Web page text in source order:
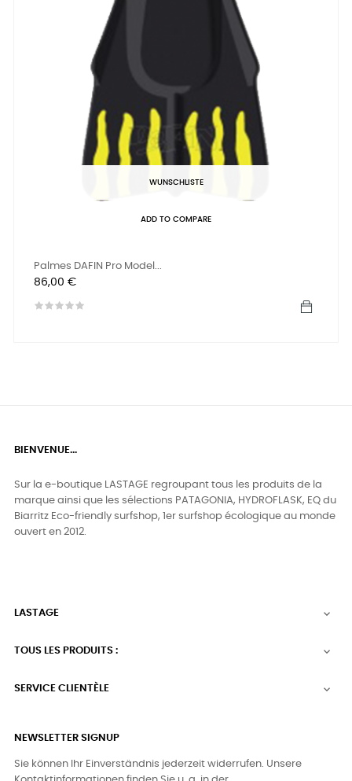
WUNSCHLISTE
ADD TO COMPARE
Palmes DAFIN Pro Model...
Preis
86,00 €
BIENVENUE...
Sur la e-boutique LASTAGE regroupant tous les produits de la
marque ainsi que les sélections PATAGONIA, HYDROFLASK, EQ du
Biarritz Eco-friendly surfshop, 1er surfshop écologique au monde
ouvert en 2012.
LASTAGE 
TOUS LES PRODUITS : 
SERVICE CLIENTÈLE 
NEWSLETTER SIGNUP
Sie können Ihr Einverständnis jederzeit widerrufen. Unsere